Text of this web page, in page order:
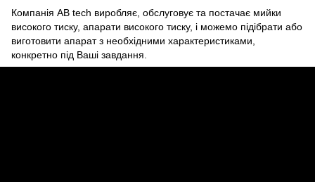
Компанія AB tech виробляє, обслуговує та постачає мийки
високого тиску, апарати високого тиску, і можемо підібрати або
виготовити апарат з необхідними характеристиками,
конкретно під Ваші завдання.